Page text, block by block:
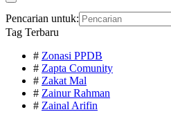
Pencarian untuk:
Tag Terbaru
# Zonasi PPDB
# Zapta Comunity
# Zakat Mal
# Zainur Rahman
# Zainal Arifin